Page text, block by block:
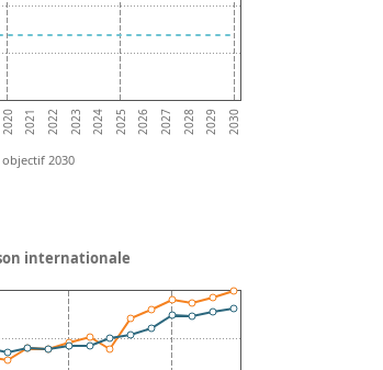
2020 2021 2022 2023 2024 2025 2026 2027 2028 2029 2030
objectif 2030
internationale